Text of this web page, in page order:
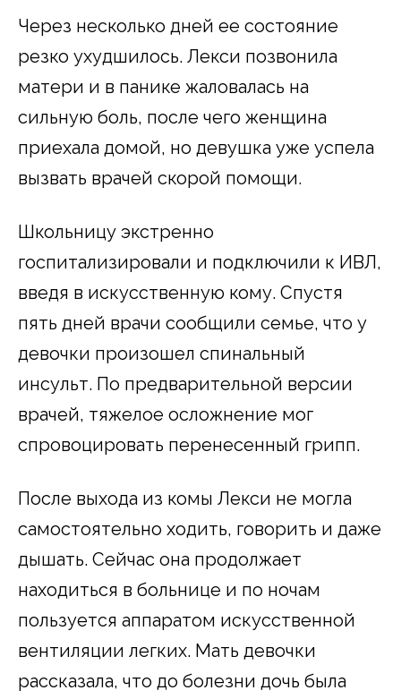
Через несколько дней ее состояние
резко ухудшилось. Лекси позвонила
матери и в панике жаловалась на
сильную боль, после чего женщина
приехала домой, но девушка уже успела
вызвать врачей скорой помощи.
Школьницу экстренно
госпитализировали и подключили к ИВЛ,
введя в искусственную кому. Спустя
пять дней врачи сообщили семье, что у
девочки произошел спинальный
инсульт. По предварительной версии
врачей, тяжелое осложнение мог
спровоцировать перенесенный грипп.
После выхода из комы Лекси не могла
самостоятельно ходить, говорить и даже
дышать. Сейчас она продолжает
находиться в больнице и по ночам
пользуется аппаратом искусственной
вентиляции легких. Мать девочки
рассказала, что до болезни дочь была